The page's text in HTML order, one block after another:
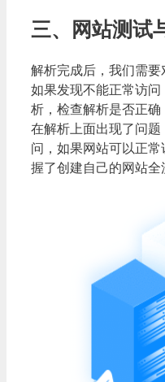
三、网站测试
解析完成后，我们需要
如果发现不能正常访
析，检查解析是否正
在解析上面出现了问
问，如果网站可以正
握了创建自己的网站全